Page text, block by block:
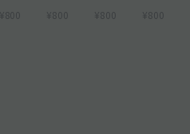
¥800 ¥800 ¥800 ¥800